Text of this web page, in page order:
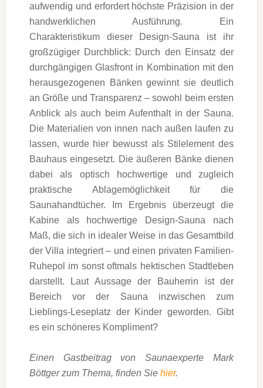
aufwendig und erfordert höchste Präzision in der
handwerklichen Ausführung. Ein
Charakteristikum dieser Design-Sauna ist ihr
großzügiger Durchblick: Durch den Einsatz der
durchgängigen Glasfront in Kombination mit den
herausgezogenen Bänken gewinnt sie deutlich
an Größe und Transparenz – sowohl beim ersten
Anblick als auch beim Aufenthalt in der Sauna.
Die Materialien von innen nach außen laufen zu
lassen, wurde hier bewusst als Stilelement des
Bauhaus eingesetzt. Die äußeren Bänke dienen
dabei als optisch hochwertige und zugleich
praktische Ablagemöglichkeit für die
Saunahandtücher. Im Ergebnis überzeugt die
Kabine als hochwertige Design-Sauna nach
Maß, die sich in idealer Weise in das Gesamtbild
der Villa integriert – und einen privaten Familien-
Ruhepol im sonst oftmals hektischen Stadtleben
darstellt. Laut Aussage der Bauherrin ist der
Bereich vor der Sauna inzwischen zum
Lieblings-Leseplatz der Kinder geworden. Gibt
es ein schöneres Kompliment?
Einen Gastbeitrag von Saunaexperte Mark
Böttger zum Thema, finden Sie hier.